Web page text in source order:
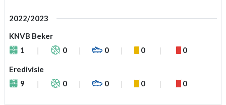
2022/2023
KNVB Beker
1
0 0 0 0
Eredivisie
9
0 0 0 0